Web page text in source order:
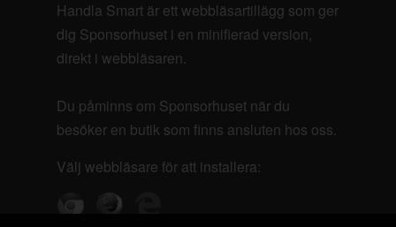
Handla Smart är ett webbläsartillägg som ger
dig Sponsorhuset i en minifierad version,
direkt i webbläsaren.
Du påminns om Sponsorhuset när du
besöker en butik som finns ansluten hos oss.
Välj webbläsare för att installera: